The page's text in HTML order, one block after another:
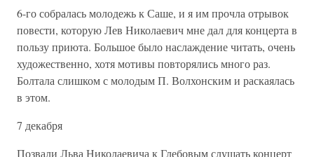
6-го собралась молодежь к Саше, и я им прочла отрывок
повести, которую Лев Николаевич мне дал для концерта в
пользу приюта. Большое было наслаждение читать, очень
художественно, хотя мотивы повторялись много раз.
Болтала слишком с молодым П. Волхонским и раскаялась
в этом.
7 декабря
Позвали Льва Николаевича к Глебовым слушать концерт